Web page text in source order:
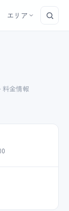
エリア
料金情報